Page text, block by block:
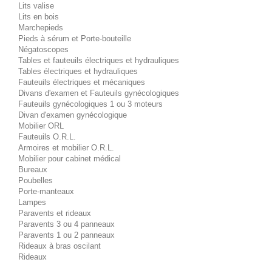
Lits valise
Lits en bois
Marchepieds
Pieds à sérum et Porte-bouteille
Négatoscopes
Tables et fauteuils électriques et hydrauliques
Tables électriques et hydrauliques
Fauteuils électriques et mécaniques
Divans d'examen et Fauteuils gynécologiques
Fauteuils gynécologiques 1 ou 3 moteurs
Divan d'examen gynécologique
Mobilier ORL
Fauteuils O.R.L.
Armoires et mobilier O.R.L.
Mobilier pour cabinet médical
Bureaux
Poubelles
Porte-manteaux
Lampes
Paravents et rideaux
Paravents 3 ou 4 panneaux
Paravents 1 ou 2 panneaux
Rideaux à bras oscilant
Rideaux